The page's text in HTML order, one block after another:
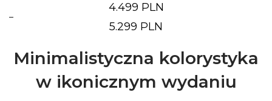
4.499 PLN
–
5.299 PLN
Zakres
do
5.299 PLN
Minimalistyczna kolorystyka
w ikonicznym wydaniu